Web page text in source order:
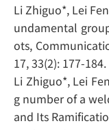
Li Zhiguo*, Lei
undamental
ots,
17, 33(2): 177-184.
Li Zhiguo*, Lei
g number of a
and Its